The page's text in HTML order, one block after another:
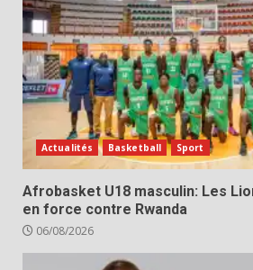
Actualités Basketball Sport
Afrobasket U18 masculin: Les
en force contre Rwanda
06/08/2026